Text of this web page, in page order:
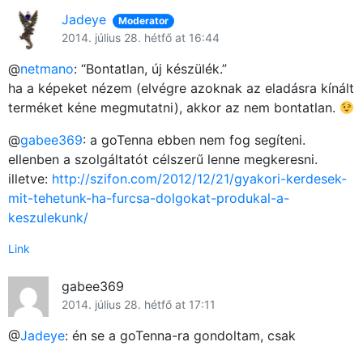
Jadeye Moderator
2014. július 28. hétfő at 16:44
@netmano: “Bontatlan, új készülék.”
ha a képeket nézem (elvégre azoknak az eladásra kínált
terméket kéne megmutatni), akkor az nem bontatlan.
@gabee369: a goTenna ebben nem fog segíteni.
ellenben a szolgáltatót célszerű lenne megkeresni.
illetve: http://szifon.com/2012/12/21/gyakori-kerdesek-
mit-tehetunk-ha-furcsa-dolgokat-produkal-a-
keszulekunk/
Link
gabee369
2014. július 28. hétfő at 17:11
@Jadeye: én se a goTenna-ra gondoltam, csak